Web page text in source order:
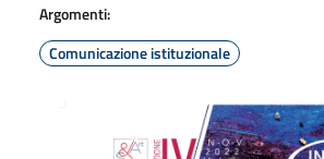
Argomenti:
Comunicazione istituzionale